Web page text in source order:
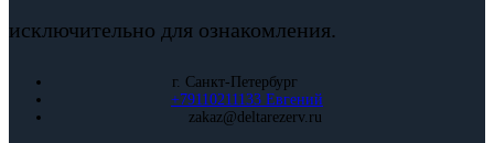
исключительно для ознакомления.
г. Санкт-Петербург
+79110211133 Евгений
zakaz@deltarezerv.ru